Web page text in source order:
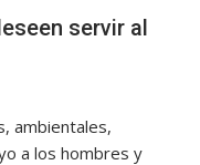
servir al
ambientales,
a los hombres y